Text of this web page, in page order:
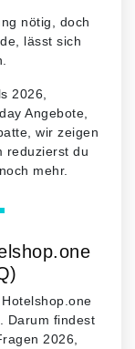
nötig, doch
lässt sich
2026,
Angebote,
wir zeigen
reduzierst du
mehr.
Darum findest
2026,